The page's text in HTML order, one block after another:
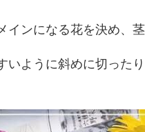
インになる花を決め、
いように斜めに切った